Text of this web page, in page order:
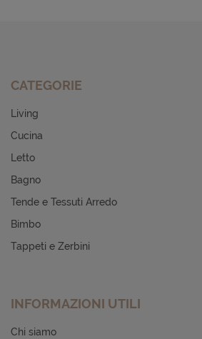
CATEGORIE
Living
Cucina
Letto
Bagno
Tende e Tessuti Arredo
Bimbo
Tappeti e Zerbini
INFORMAZIONI UTILI
Chi siamo